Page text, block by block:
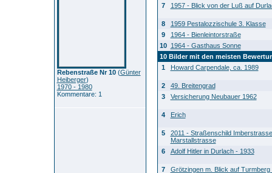
Rebenstraße Nr 10(Günter
Heiberger)
1970 - 1980
Kommentare: 1
7 1957 - Blick von der Luß auf
8
1959 Pestalozzischule 3. Klasse
9
1964 - Bienleintorstraße
10
1964 - Gasthaus Sonne
10 Bilder mit den meisten
1
Howard Carpendale, ca. 1989
2
49. Breitengrad
3
Versicherung Neubauer 1962
4 Erich
5
2011 - Straßenschild
Marstallstrasse
6
Adolf Hitler in Durlach - 1933
7
Grötzingen m. Blick auf Turmberg